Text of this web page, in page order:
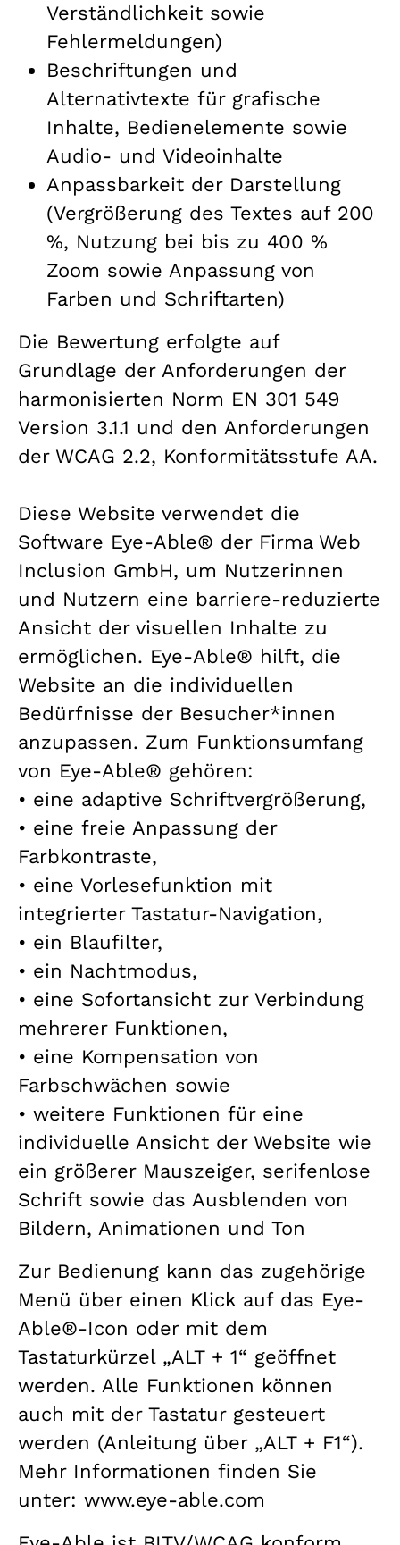
Verständlichkeit sowie
Fehlermeldungen)
Beschriftungen und
Alternativtexte für grafische
Inhalte, Bedienelemente sowie
Audio- und Videoinhalte
Anpassbarkeit der Darstellung
(Vergrößerung des Textes auf 200
%, Nutzung bei bis zu 400 %
Zoom sowie Anpassung von
Farben und Schriftarten)
Die Bewertung erfolgte auf
Grundlage der Anforderungen der
harmonisierten Norm EN 301 549
Version 3.1.1 und den Anforderungen
der WCAG 2.2, Konformitätsstufe AA.
Diese Website verwendet die
Software Eye-Able® der Firma Web
Inclusion GmbH, um Nutzerinnen
und Nutzern eine barriere-reduzierte
Ansicht der visuellen Inhalte zu
ermöglichen. Eye-Able® hilft, die
Website an die individuellen
Bedürfnisse der Besucher*innen
anzupassen. Zum Funktionsumfang
von Eye-Able® gehören:
• eine adaptive Schriftvergrößerung,
• eine freie Anpassung der
Farbkontraste,
• eine Vorlesefunktion mit
integrierter Tastatur-Navigation,
• ein Blaufilter,
• ein Nachtmodus,
• eine Sofortansicht zur Verbindung
mehrerer Funktionen,
• eine Kompensation von
Farbschwächen sowie
• weitere Funktionen für eine
individuelle Ansicht der Website wie
ein größerer Mauszeiger, serifenlose
Schrift sowie das Ausblenden von
Bildern, Animationen und Ton
Zur Bedienung kann das zugehörige
Menü über einen Klick auf das Eye-
Able®-Icon oder mit dem
Tastaturkürzel „ALT + 1“ geöffnet
werden. Alle Funktionen können
auch mit der Tastatur gesteuert
werden (Anleitung über „ALT + F1“).
Mehr Informationen finden Sie
unter: www.eye-able.com